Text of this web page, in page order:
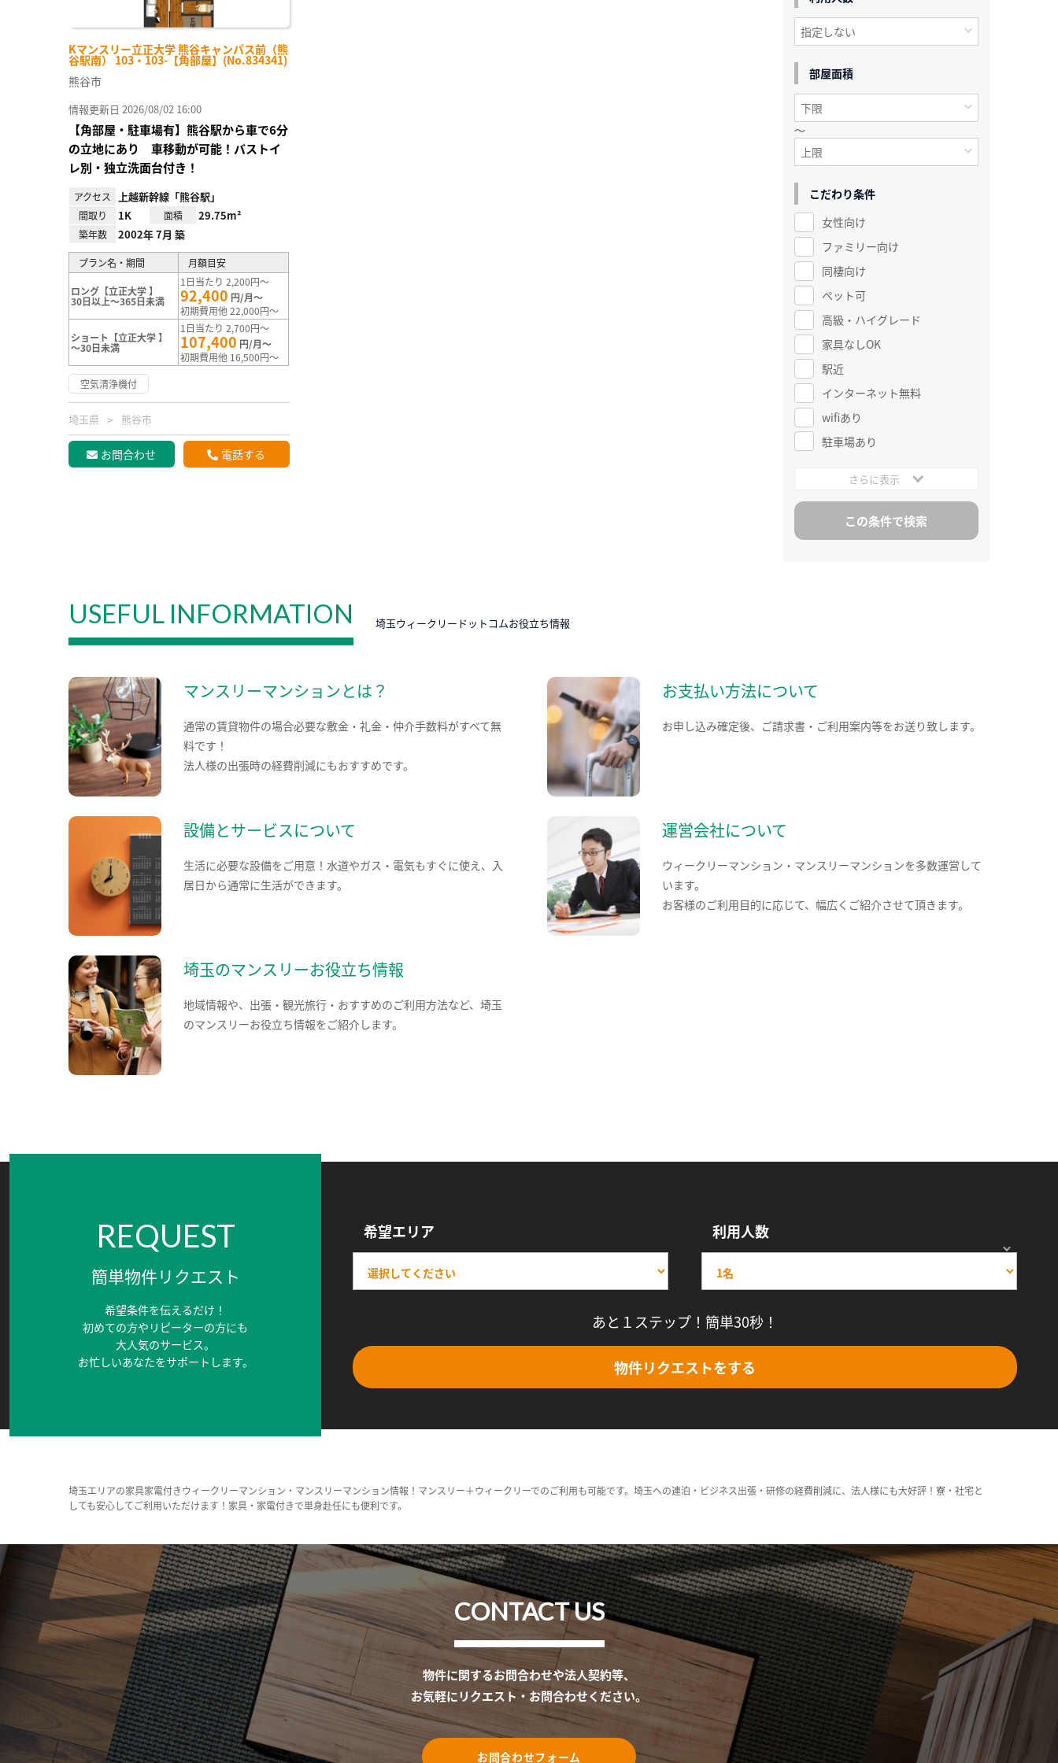
Kマンスリー立正大学 熊谷キャンパス前（熊
谷駅南） 103・103-【角部屋】(No.834341)
熊谷市
情報更新日 2026/08/02 16:00
【角部屋・駐車場有】熊谷駅から車で6分
の立地にあり 車移動が可能！バストイ
レ別・独立洗面台付き！
アクセス 上越新幹線「熊谷駅」
間取り 1K 面積 29.75m²
築年数 2002年 7月 築
プラン名・期間 月額目安
ロング【立正大学 】
30日以上～365日未満
1日当たり 2,200円～
92,400 円/月～
初期費用他 22,000円～
ショート【立正大学 】
～30日未満
1日当たり 2,700円～
107,400 円/月～
初期費用他 16,500円～
空気清浄機付
埼玉県 熊谷市
お問合わせ 電話する
部屋面積
～
こだわり条件
女性向け
ファミリー向け
同棲向け
ペット可
高級・ハイグレード
家具なしOK
駅近
インターネット無料
wifiあり
駐車場あり
さらに表示
USEFUL INFORMATION 埼玉ウィークリードットコムお役立ち情報
マンスリーマンションとは？
通常の賃貸物件の場合必要な敷金・礼金・仲介手数料がすべて無
料です！
法人様の出張時の経費削減にもおすすめです。
お支払い方法について
お申し込み確定後、ご請求書・ご利用案内等をお送り致します。
設備とサービスについて
生活に必要な設備をご用意！水道やガス・電気もすぐに使え、入
居日から通常に生活ができます。
運営会社について
ウィークリーマンション・マンスリーマンションを多数運営して
います。
お客様のご利用目的に応じて、幅広くご紹介させて頂きます。
埼玉のマンスリーお役立ち情報
地域情報や、出張・観光旅行・おすすめのご利用方法など、埼玉
のマンスリーお役立ち情報をご紹介します。
REQUEST
簡単物件リクエスト
希望条件を伝えるだけ！
初めての方やリピーターの方にも
大人気のサービス。
お忙しいあなたをサポートします。
希望エリア 利用人数
あと１ステップ！簡単30秒！
物件リクエストをする
埼玉エリアの家具家電付きウィークリーマンション・マンスリーマンション情報！マンスリー＋ウィークリーでのご利用も可能です。埼玉への連泊・ビジネス出張・研修の経費削減に、法人様にも大好評！寮・社宅と
しても安心してご利用いただけます！家具・家電付きで単身赴任にも便利です。
CONTACT US
物件に関するお問合わせや法人契約等、
お気軽にリクエスト・お問合わせください。
お問合わせフォーム